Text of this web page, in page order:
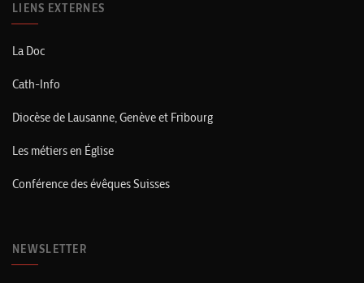
LIENS EXTERNES
La Doc
Cath-Info
Diocèse de Lausanne, Genève et Fribourg
Les métiers en Église
Conférence des évêques Suisses
NEWSLETTER